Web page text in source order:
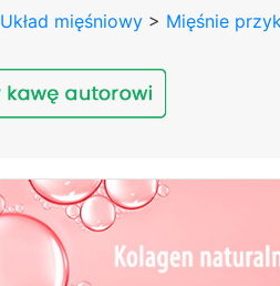
Układ mięśniowy > Mięśnie